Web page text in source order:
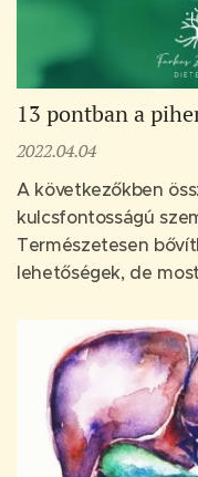
13 pontban a
2022.04.04
A következőkben
kulcsfontosságú
Természetesen
lehetőségek, de